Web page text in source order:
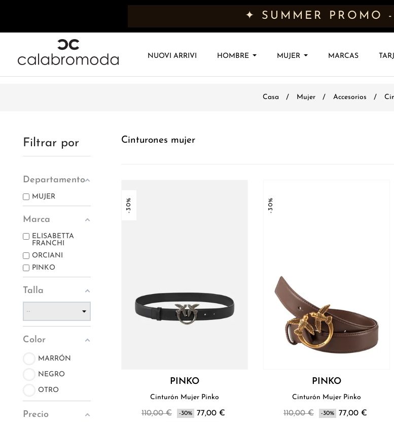
✦ SUMMER PROMO
NUOVI ARRIVI HOMBRE MUJER MARCAS
Casa Mujer Accesorios
Filtrar por
Departamento
MUJER
Marca
ELISABETTA
FRANCHI
ORCIANI
PINKO
Talla
Color
MARRÓN
NEGRO
OTRO
Precio
Cinturones mujer
-30%
PINKO
Cinturón Mujer Pinko
110,00 € -30% 77,00 €
-30%
PINKO
Cinturón Mujer Pinko
110,00 € -30% 77,00 €